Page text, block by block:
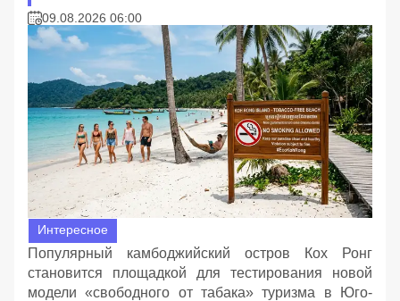
09.08.2026 06:00
Интересное
Популярный камбоджийский остров Кох Ронг
становится площадкой для тестирования новой
модели «свободного от табака» туризма в Юго-